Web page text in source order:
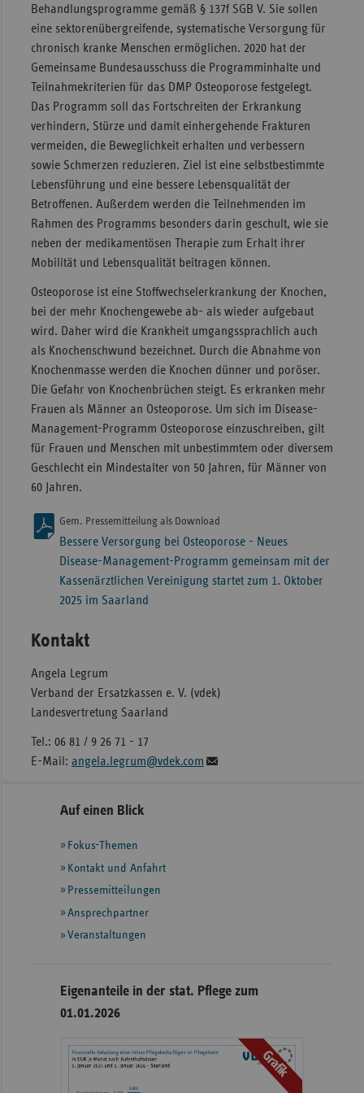
Behandlungsprogramme gemäß § 137f SGB V. Sie sollen
eine sektorenübergreifende, systematische Versorgung für
chronisch kranke Menschen ermöglichen. 2020 hat der
Gemeinsame Bundesausschuss die Programminhalte und
Teilnahmekriterien für das DMP Osteoporose festgelegt.
Das Programm soll das Fortschreiten der Erkrankung
verhindern, Stürze und damit einhergehende Frakturen
vermeiden, die Beweglichkeit erhalten und verbessern
sowie Schmerzen reduzieren. Ziel ist eine selbstbestimmte
Lebensführung und eine bessere Lebensqualität der
Betroffenen. Außerdem werden die Teilnehmenden im
Rahmen des Programms besonders darin geschult, wie sie
neben der medikamentösen Therapie zum Erhalt ihrer
Mobilität und Lebensqualität beitragen können.
Osteoporose ist eine Stoffwechselerkrankung der Knochen,
bei der mehr Knochengewebe ab- als wieder aufgebaut
wird. Daher wird die Krankheit umgangssprachlich auch
als Knochenschwund bezeichnet. Durch die Abnahme von
Knochenmasse werden die Knochen dünner und poröser.
Die Gefahr von Knochenbrüchen steigt. Es erkranken mehr
Frauen als Männer an Osteoporose. Um sich im Disease-
Management-Programm Osteoporose einzuschreiben, gilt
für Frauen und Menschen mit unbestimmtem oder diversem
Geschlecht ein Mindestalter von 50 Jahren, für Männer von
60 Jahren.
Gem. Pressemitteilung als Download
Bessere Versorgung bei Osteoporose - Neues
Disease-Management-Programm gemeinsam mit der
Kassenärztlichen Vereinigung startet zum 1. Oktober
2025 im Saarland
Kontakt
Angela Legrum
Verband der Ersatzkassen e. V. (vdek)
Landesvertretung Saarland
Tel.: 06 81 / 9 26 71 - 17
E-Mail: angela.legrum@vdek.com
Seitennavigation
Seitenleiste
weiteren
Informationen
Auf einen Blick
Fokus-Themen
Kontakt und Anfahrt
Pressemitteilungen
Ansprechpartner
Veranstaltungen
Eigenanteile in der stat. Pflege zum
01.01.2026
Grafik